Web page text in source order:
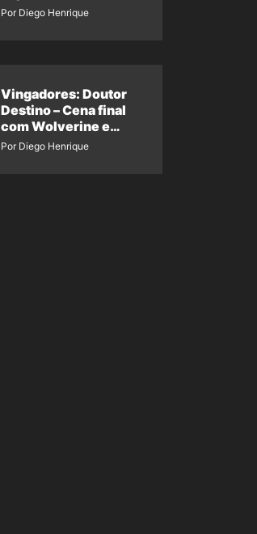
Aranha 3
Por Diego Henrique
Vingadores: Doutor
Destino – Cena final
com Wolverine e
Homem-Aranha de
Por Diego Henrique